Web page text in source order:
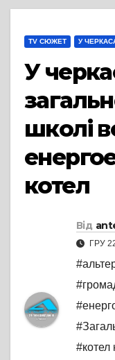
TV СЮЖЕТ У
У
школі
котел
Від
ГРУ
#котел